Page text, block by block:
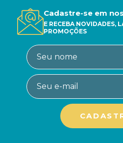
Cadastre-se em
E RECEBA NOVIDADES,
PROMOÇÕES